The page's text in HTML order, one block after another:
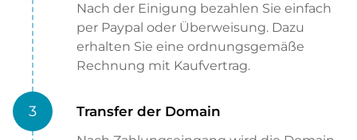
Nach der Einigung bezahlen Sie einfach
per Paypal oder Überweisung. Dazu
erhalten Sie eine ordnungsgemäße
Rechnung mit Kaufvertrag.
3 Transfer der Domain